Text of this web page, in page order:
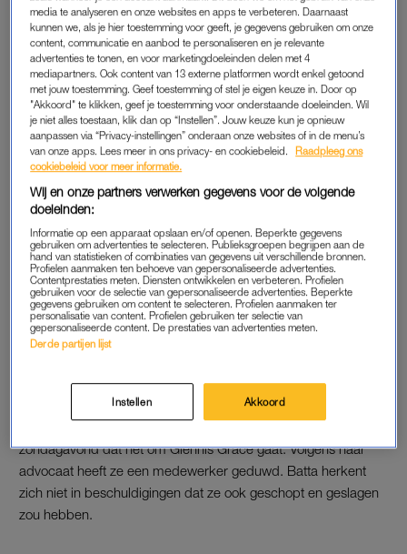
voorbedachten rade, aldus een woordvoerder van de politie.
In een korte reactie via Instagram laat de zangeres weten het
politieonderzoek ‘met vertrouwen tegemoet te zien’. Ik heb
geen strafbare feiten gepleegd’, zo schrijft ze. Inhoudelijk wil
ze verder niet op het incident reageren. ‘In het belang van het
onderzoek houd ik op dit moment mijn mond. Zodra het kan
geef ik reactie.’
RECHTBANK
“Hoewel het hier gaat om een stevige verdenking van een
ernstig strafbaar feit, zijn er op dit moment geen juridische
mogelijkheden de verdachten nog langer vast te houden. Op
een later moment zullen de verdachten zich moeten
verantwoorden voor de rechtbank”, meldt het Openbaar
Hoewel de politie haar identiteit niet officieel heeft bevestigd,
zei de advocaat van de zangeres, Kerem Canatan,
zondagavond dat het om Glennis Grace gaat. Volgens haar
advocaat heeft ze een medewerker geduwd. Batta herkent
zich niet in beschuldigingen dat ze ook geschopt en geslagen
zou hebben.
media te analyseren en onze websites en apps te verbeteren. Daarnaast
kunnen we, als je hier toestemming voor geeft, je gegevens gebruiken om onze
content, communicatie en aanbod te personaliseren en je relevante
advertenties te tonen, en voor marketingdoeleinden delen met 4
mediapartners. Ook content van 13 externe platformen wordt enkel getoond
met jouw toestemming. Geef toestemming of stel je eigen keuze in. Door op
"Akkoord" te klikken, geef je toestemming voor onderstaande doeleinden. Wil
je niet alles toestaan, klik dan op “Instellen”. Jouw keuze kun je opnieuw
aanpassen via “Privacy-instellingen” onderaan onze websites of in de menu’s
van onze apps. Lees meer in ons privacy- en cookiebeleid.
Raadpleeg ons
cookiebeleid voor meer informatie.
Wij en onze partners verwerken gegevens voor de volgende
doeleinden:
Informatie op een apparaat opslaan en/of openen. Beperkte gegevens
gebruiken om advertenties te selecteren. Publieksgroepen begrijpen aan de
hand van statistieken of combinaties van gegevens uit verschillende bronnen.
Profielen aanmaken ten behoeve van gepersonaliseerde advertenties.
Contentprestaties meten. Diensten ontwikkelen en verbeteren. Profielen
gebruiken voor de selectie van gepersonaliseerde advertenties. Beperkte
gegevens gebruiken om content te selecteren. Profielen aanmaken ter
personalisatie van content. Profielen gebruiken ter selectie van
gepersonaliseerde content. De prestaties van advertenties meten.
Derde partijen lijst
Instellen Akkoord